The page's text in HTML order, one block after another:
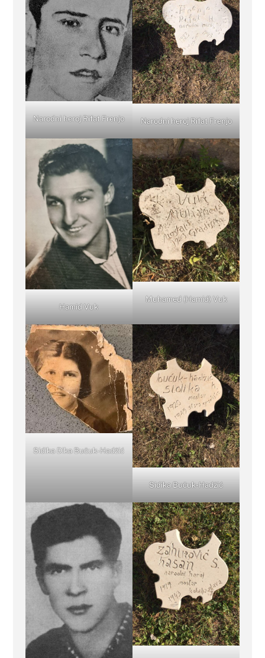
Narodni heroj Rifat Frenjo Narodni heroj Rifat Frenjo
Hamid Vuk
Muhamed (Hamid) Vuk
Sidika Dika Bučuk-Hadžić
Sidika Bučuk-Hadžić